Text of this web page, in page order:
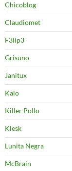
Chicoblog
Claudiomet
F3lip3
Grisuno
Janitux
Kalo
Killer Pollo
Klesk
Lunita Negra
McBrain